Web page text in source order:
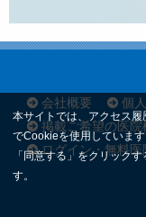
会社概要 個
掲載ご希望の医院
ログイン・無料医
本サイトでは、アクセス
でCookieを使用しています
「同意する」をクリック
す。